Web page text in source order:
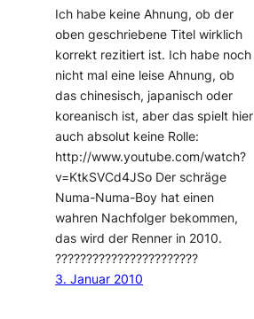
Ich habe keine Ahnung, ob der
oben geschriebene Titel wirklich
korrekt rezitiert ist. Ich habe noch
nicht mal eine leise Ahnung, ob
das chinesisch, japanisch oder
koreanisch ist, aber das spielt hier
auch absolut keine Rolle:
http://www.youtube.com/watch?
v=KtkSVCd4JSo Der schräge
Numa-Numa-Boy hat einen
wahren Nachfolger bekommen,
das wird der Renner in 2010.
???????????????????????
3. Januar 2010